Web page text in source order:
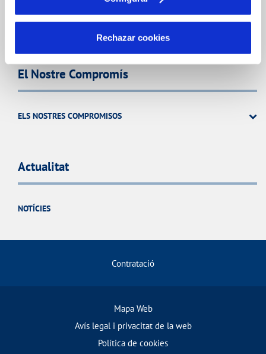
Rechazar cookies
SISTEMES DE GESTIÓ I CERTIFICATS
PERFIL DEL CONTRACTANT
El Nostre Compromís
ELS NOSTRES COMPROMISOS
Actualitat
NOTÍCIES
Contratació
Mapa Web
Avís legal i privacitat de la web
Política de cookies